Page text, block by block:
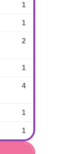
1
1
2
1
4
1
1